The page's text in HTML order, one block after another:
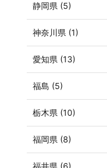
静岡県 (5)
神奈川県 (1)
愛知県 (13)
福島 (5)
栃木県 (10)
福岡県 (8)
福井県 (6)